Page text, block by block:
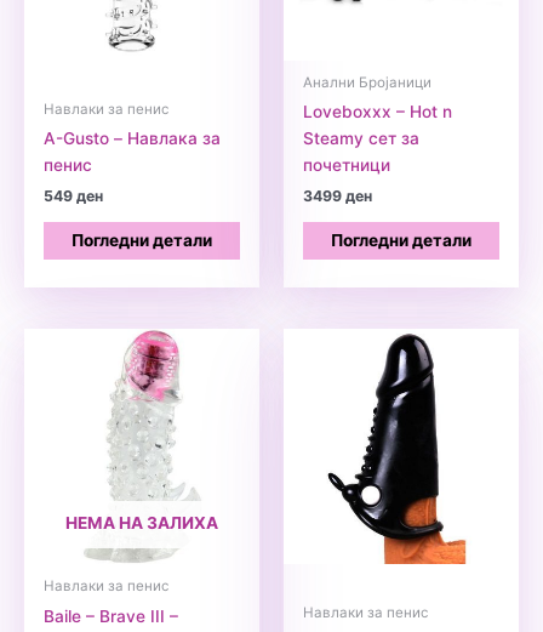
Навлаки за пенис
A-Gusto – Навлака за
пенис
549ден
Погледни детали
Анални Бројаници
Loveboxxx – Hot n
Steamy сет за
почетници
3499ден
Погледни детали
НЕМА НА ЗАЛИХА
Навлаки за пенис
Baile – Brave III –
Навлаки за пенис